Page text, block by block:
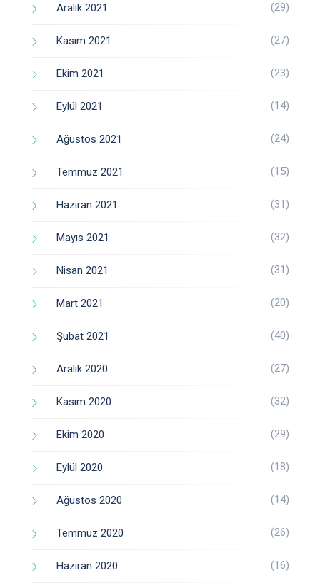
Aralık 2021 (29)
Kasım 2021 (27)
Ekim 2021 (23)
Eylül 2021 (14)
Ağustos 2021 (24)
Temmuz 2021 (15)
Haziran 2021 (31)
Mayıs 2021 (32)
Nisan 2021 (31)
Mart 2021 (20)
Şubat 2021 (40)
Aralık 2020 (27)
Kasım 2020 (32)
Ekim 2020 (29)
Eylül 2020 (18)
Ağustos 2020 (14)
Temmuz 2020 (26)
Haziran 2020 (16)